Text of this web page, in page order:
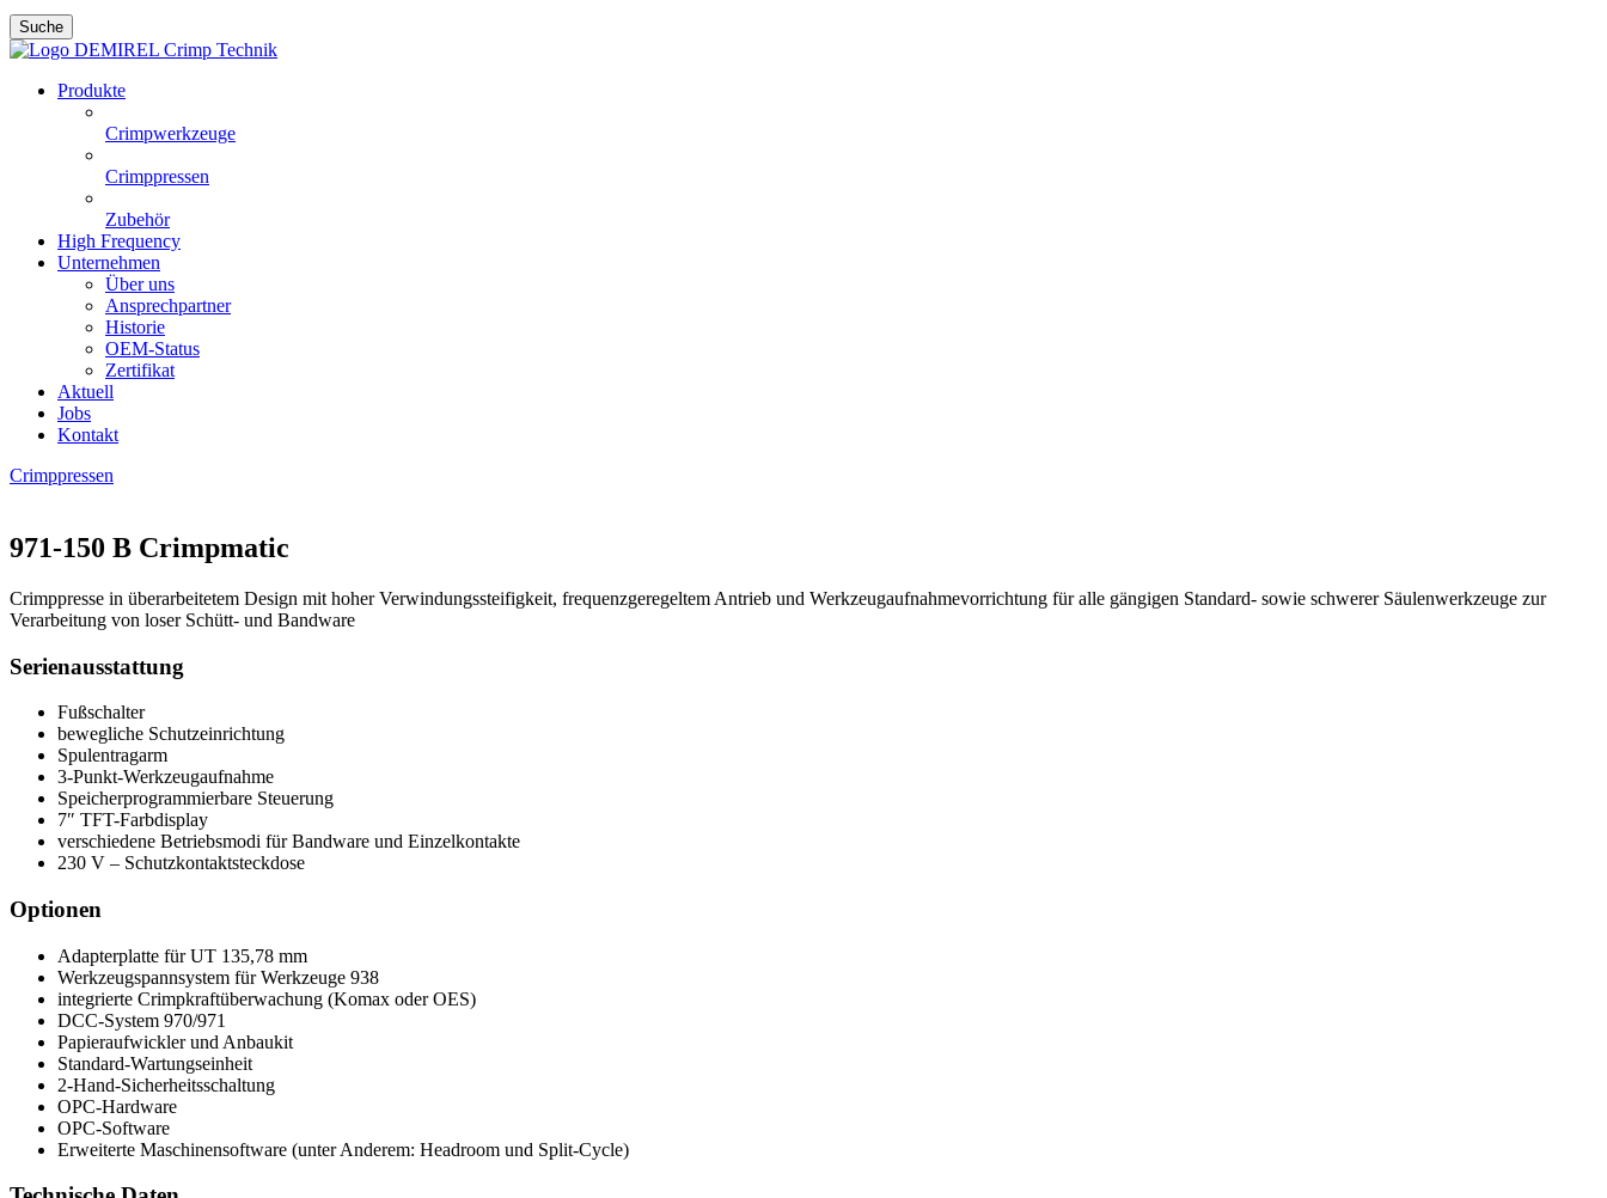
Suche
Produkte
Crimpwerkzeuge
Crimppressen
Zubehör
High Frequency
Unternehmen
Über uns
Ansprechpartner
Historie
OEM-Status
Zertifikat
Aktuell
Jobs
Kontakt
Crimppressen
971-150 B Crimpmatic
Crimppresse in überarbeitetem Design mit hoher Verwindungssteifigkeit, frequenzgeregeltem Antrieb und Werkzeugaufnahmevorrichtung für alle gängigen Standard- sowie schwerer Säulenwerkzeuge zur
Verarbeitung von loser Schütt- und Bandware
Serienausstattung
Fußschalter
bewegliche Schutzeinrichtung
Spulentragarm
3-Punkt-Werkzeugaufnahme
Speicherprogrammierbare Steuerung
7″ TFT-Farbdisplay
verschiedene Betriebsmodi für Bandware und Einzelkontakte
230 V – Schutzkontaktsteckdose
Optionen
Adapterplatte für UT 135,78 mm
Werkzeugspannsystem für Werkzeuge 938
integrierte Crimpkraftüberwachung (Komax oder OES)
DCC-System 970/971
Papieraufwickler und Anbaukit
Standard-Wartungseinheit
2-Hand-Sicherheitsschaltung
OPC-Hardware
OPC-Software
Erweiterte Maschinensoftware (unter Anderem: Headroom und Split-Cycle)